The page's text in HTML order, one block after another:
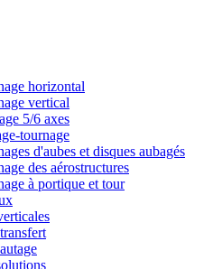
horizontal
vertical
5/6 axes
tournage
d'aubes et disques aubagés
des aérostructures
à portique et tour